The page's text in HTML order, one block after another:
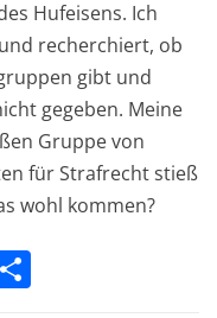
Hufeisens. Ich
recherchiert, ob
gibt und
gegeben. Meine
Gruppe von
für Strafrecht stieß
wohl kommen?